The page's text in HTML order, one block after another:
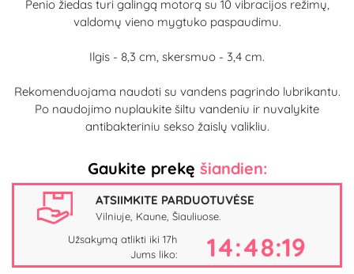
Penio žiedas turi galingą motorą su 10 vibracijos režimų,
valdomų vieno mygtuko paspaudimu.
Ilgis - 8,3 cm, skersmuo - 3,4 cm.
Rekomenduojama naudoti su vandens pagrindo lubrikantu.
Po naudojimo nuplaukite šiltu vandeniu ir nuvalykite
antibakteriniu sekso žaislų valikliu.
Gaukite prekę šiandien:
ATSIIMKITE PARDUOTUVĖSE
Vilniuje, Kaune, Šiauliuose.
Užsakymą atlikti iki 17h
Jums liko:
14:48:18